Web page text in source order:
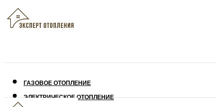
ГАЗОВОЕ ОТОПЛЕНИЕ
ЭЛЕКТРИЧЕСКОЕ ОТОПЛЕНИЕ